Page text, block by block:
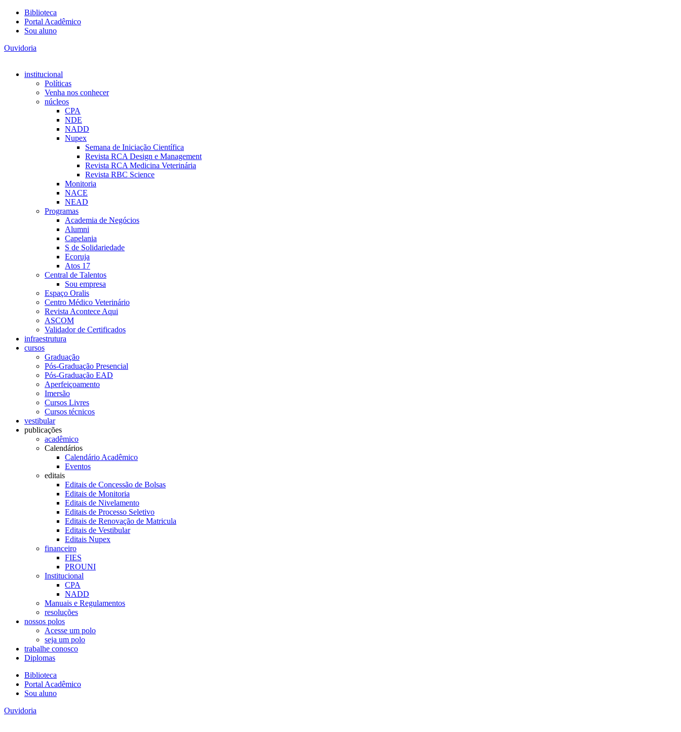
Biblioteca
Portal Acadêmico
Sou aluno
Ouvidoria
institucional
Políticas
Venha nos conhecer
núcleos
CPA
NDE
NADD
Nupex
Semana de Iniciação Científica
Revista RCA Design e Management
Revista RCA Medicina Veterinária
Revista RBC Science
Monitoria
NACE
NEAD
Programas
Academia de Negócios
Alumni
Capelania
S de Solidariedade
Ecoruja
Atos 17
Central de Talentos
Sou empresa
Espaço Oralis
Centro Médico Veterinário
Revista Acontece Aqui
ASCOM
Validador de Certificados
infraestrutura
cursos
Graduação
Pós-Graduação Presencial
Pós-Graduação EAD
Aperfeiçoamento
Imersão
Cursos Livres
Cursos técnicos
vestibular
publicações
acadêmico
Calendários
Calendário Acadêmico
Eventos
editais
Editais de Concessão de Bolsas
Editais de Monitoria
Editais de Nivelamento
Editais de Processo Seletivo
Editais de Renovação de Matricula
Editais de Vestibular
Editais Nupex
financeiro
FIES
PROUNI
Institucional
CPA
NADD
Manuais e Regulamentos
resoluções
nossos polos
Acesse um polo
seja um polo
trabalhe conosco
Diplomas
Biblioteca
Portal Acadêmico
Sou aluno
Ouvidoria